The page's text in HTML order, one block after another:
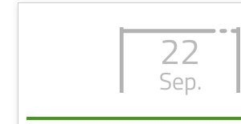
22
Sep.